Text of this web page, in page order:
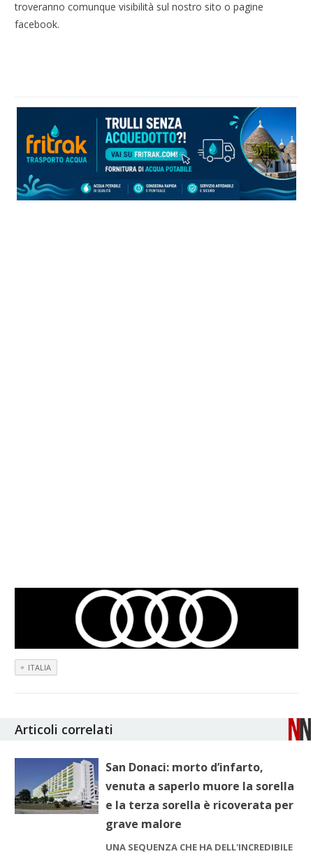
troveranno comunque visibilità sul nostro sito o pagine
facebook.
ITALIA
Articoli correlati
San Donaci: morto d’infarto,
venuta a saperlo muore la sorella
e la terza sorella è ricoverata per
grave malore
UNA SEQUENZA CHE HA DELL'INCREDIBILE